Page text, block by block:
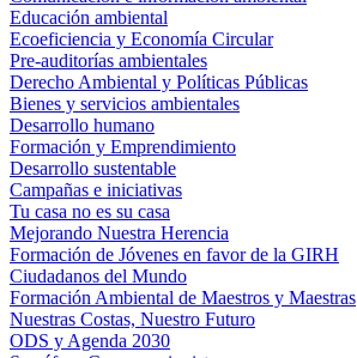
Educación ambiental
Ecoeficiencia y Economía Circular
Pre-auditorías ambientales
Derecho Ambiental y Políticas Públicas
Bienes y servicios ambientales
Desarrollo humano
Formación y Emprendimiento
Desarrollo sustentable
Campañas e iniciativas
Tu casa no es su casa
Mejorando Nuestra Herencia
Formación de Jóvenes en favor de la GIRH
Ciudadanos del Mundo
Formación Ambiental de Maestros y Maestras
Nuestras Costas, Nuestro Futuro
ODS y Agenda 2030